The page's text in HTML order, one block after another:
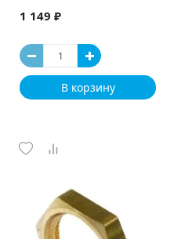
1 149 ₽
В корзину